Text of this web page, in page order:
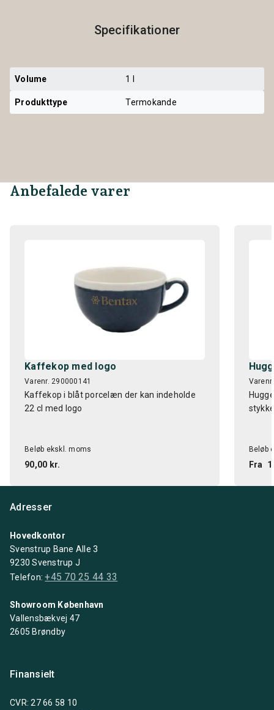
Specifikationer
Volume 1 l
Produkttype Termokande
Anbefalede varer
Kaffekop med logo
Varenr. 290000141
Kaffekop i blåt porcelæn der kan indeholde
22 cl med logo
Beløb ekskl. moms
90,00 kr.
Beløb
Fra
Adresser
Hovedkontor
Svenstrup Bane Alle 3
9230 Svenstrup J
Telefon:+45 70 25 44 33
Showroom København
Vallensbækvej 47
2605 Brøndby
Finansielt
CVR: 27 66 58 10